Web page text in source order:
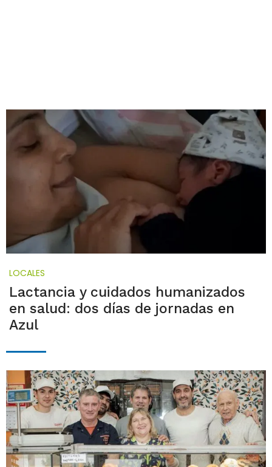
LOCALES
Lactancia y cuidados humanizados
en salud: dos días de jornadas en
Azul